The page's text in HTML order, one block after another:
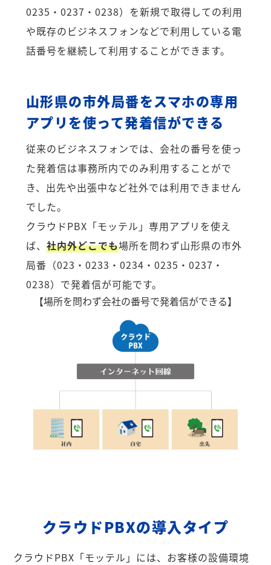
0235・0237・0238）を新規で取得しての利用
や既存のビジネスフォンなどで利用している電
話番号を継続して利用することができます。
山形県の市外局番をスマホの専用
アプリを使って発着信ができる
従来のビジネスフォンでは、会社の番号を使っ
た発着信は事務所内でのみ利用することがで
き、出先や出張中など社外では利用できません
でした。
クラウドPBX「モッテル」専用アプリを使え
ば、 社内外どこでも場所を問わず山形県の市外
局番（023・0233・0234・0235・0237・
0238）で発着信が可能です。
【場所を問わず会社の番号で発着信ができる】
クラウドPBXの導入タイプ
クラウドPBX「モッテル」には、お客様の設備環境